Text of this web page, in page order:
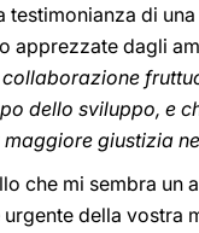
testimonianza di
apprezzate dagli
collaborazione
dello sviluppo, e
maggiore giustizia
che mi sembra un
della vostra